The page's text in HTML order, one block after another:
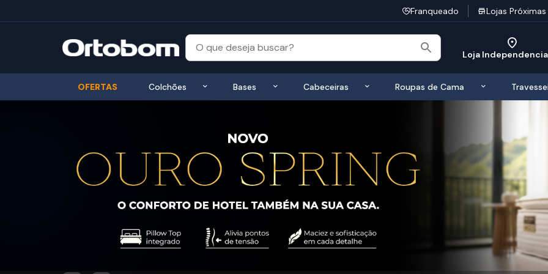
Franqueado Lojas Próximas
Loja
OFERTAS Colchões Exibir submenu de Colchões
Bases Exibir submenu de Bases
Cabeceiras Exibir submenu de Cabeceiras
Roupas de Cama Exibir